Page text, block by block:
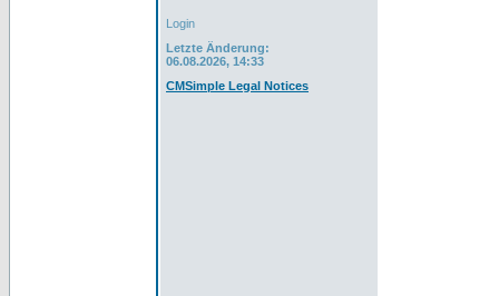
Login
Letzte Änderung:
06.08.2026, 14:33
CMSimple Legal Notices